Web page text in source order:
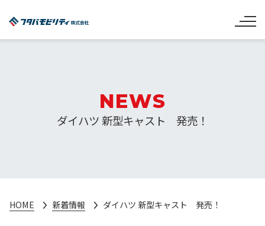
NEWS
ダイハツ 新型キャスト 発売！
HOME 新着情報 ダイハツ 新型キャスト 発売！